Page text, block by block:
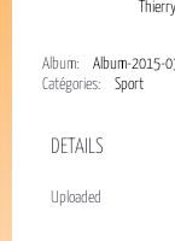
Album:
Album-2015-
Catégories:
Sport
DETAILS
Uploaded